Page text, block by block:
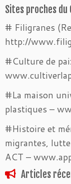
Sites proches du
# Filigranes
http://
#Culture de
#La maison
plastiques –
#Histoire et
migrantes,
ACT –
Articles